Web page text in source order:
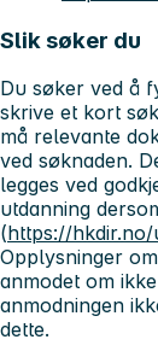
Slik søker du
Du søker ved å
skrive et kort
må relevante
ved søknaden.
legges ved
utdanning
(https://
Opplysninger
anmodet om
anmodningen
dette.